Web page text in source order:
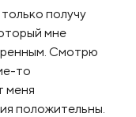
получу
мне
Смотрю
то
меня
положительны.